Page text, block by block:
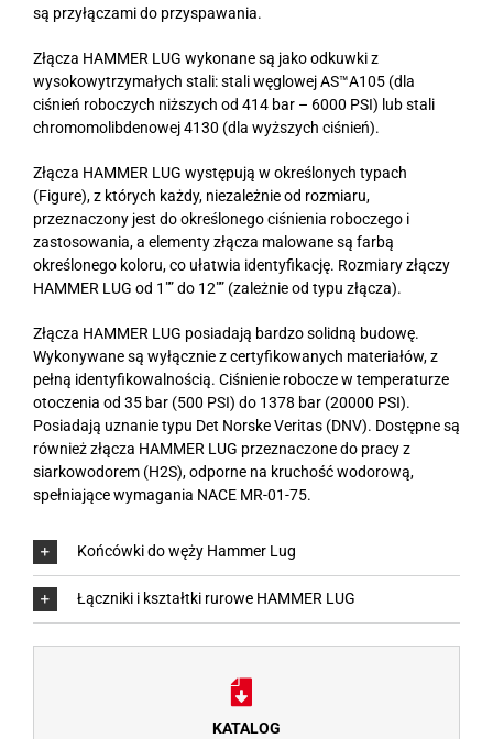
są przyłączami do przyspawania.
Złącza HAMMER LUG wykonane są jako odkuwki z
wysokowytrzymałych stali: stali węglowej AS™A105 (dla
ciśnień roboczych niższych od 414 bar – 6000 PSI) lub stali
chromomolibdenowej 4130 (dla wyższych ciśnień).
Złącza HAMMER LUG występują w określonych typach
(Figure), z których każdy, niezależnie od rozmiaru,
przeznaczony jest do określonego ciśnienia roboczego i
zastosowania, a elementy złącza malowane są farbą
określonego koloru, co ułatwia identyfikację. Rozmiary złączy
HAMMER LUG od 1″” do 12″” (zależnie od typu złącza).
Złącza HAMMER LUG posiadają bardzo solidną budowę.
Wykonywane są wyłącznie z certyfikowanych materiałów, z
pełną identyfikowalnością. Ciśnienie robocze w temperaturze
otoczenia od 35 bar (500 PSI) do 1378 bar (20000 PSI).
Posiadają uznanie typu Det Norske Veritas (DNV). Dostępne są
również złącza HAMMER LUG przeznaczone do pracy z
siarkowodorem (H2S), odporne na kruchość wodorową,
spełniające wymagania NACE MR-01-75.
Końcówki do węży Hammer Lug
Łączniki i kształtki rurowe HAMMER LUG
KATALOG